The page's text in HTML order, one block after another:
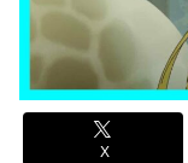
X